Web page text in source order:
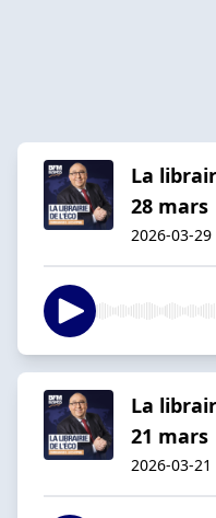
La
28 mars
2026-03-29
La
21 mars
2026-03-21